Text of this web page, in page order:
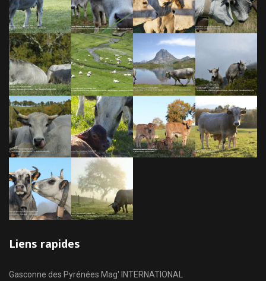
Liens rapides
Gasconne des Pyrénées Mag' INTERNATIONAL